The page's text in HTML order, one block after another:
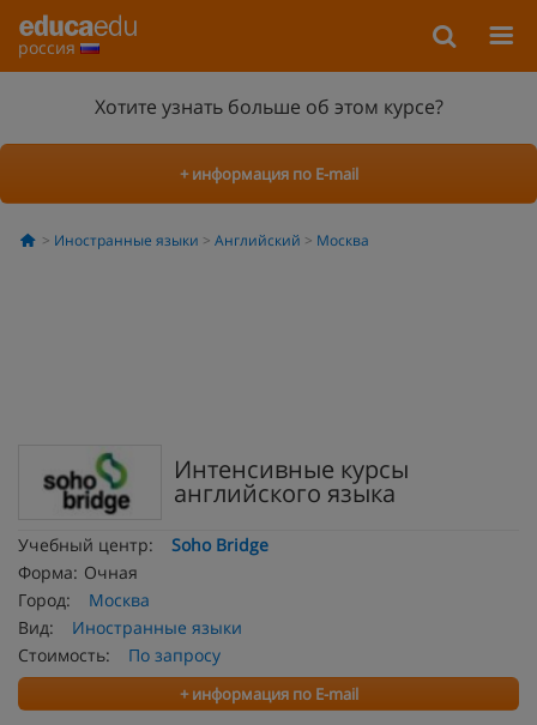
россия
Хотите узнать больше об этом курсе?
+ информация по E-mail
Иностранные языки Английский Москва
Интенсивные курсы
английского языка
Учебный центр:
Soho Bridge
Форма: Очная
Город:
Москва
Вид:
Иностранные языки
Стоимость:
По запросу
+ информация по E-mail